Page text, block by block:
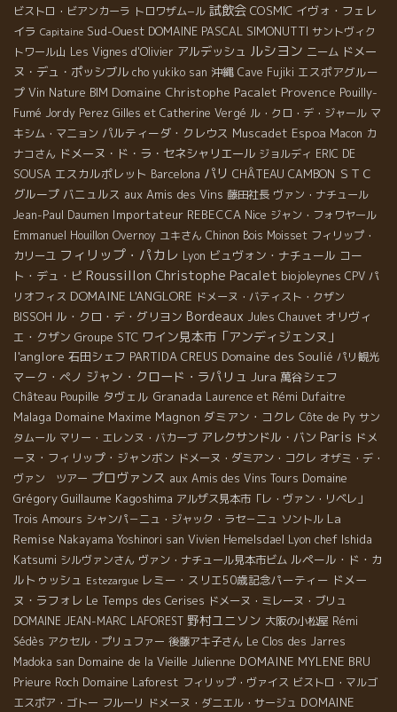
ビストロ・ビアンカーラ トロワザム−ル 試飲会 COSMIC イヴォ・フェレ
イラ Capitaine Sud-Ouest DOMAINE PASCAL SIMONUTTI サントヴィク
トワール山 Les Vignes d'Olivier アルデッシュ ルシヨン ニーム ドメー
ヌ・デュ・ポッシブル cho yukiko san 沖縄 Cave Fujiki エスポアグルー
プ Vin Nature BIM Domaine Christophe Pacalet Provence Pouilly-
Fumé Jordy Perez Gilles et Catherine Vergé ル・クロ・デ・ジャール マ
キシム・マニョン パルティーダ・クレウス Muscadet Espoa Macon カ
ナコさん ドメーヌ・ド・ラ・セネシャリエール ジョルディ ERIC DE
SOUSA エスカルポレット Barcelona パリ CHÂTEAU CAMBON ＳＴＣ
グループ バニュルス aux Amis des Vins 藤田社長 ヴァン・ナチュール
Jean-Paul Daumen Importateur REBECCA Nice ジャン・フォワヤール
Emmanuel Houillon Overnoy ユキさん Chinon Bois Moisset フィリップ・
カリーユ フィリップ・パカレ Lyon ビュヴォン・ナチュール コー
ト・デュ・ピ Roussillon Christophe Pacalet biojoleynes CPV パ
リオフィス DOMAINE L'ANGLORE ドメーヌ・バティスト・クザン
BISSOH ル・クロ・デ・グリヨン Bordeaux Jules Chauvet オリヴィ
エ・クザン Groupe STC ワイン見本市「アンディジェンヌ」
l'anglore 石田シェフ PARTIDA CREUS Domaine des Soulié パリ観光
マーク・ペノ ジャン・クロード・ラパリュ Jura 萬谷シェフ
Château Poupille タヴェル Granada Laurence et Rémi Dufaitre
Malaga Domaine Maxime Magnon ダミアン・コクレ Côte de Py サン
タムール マリー・エレンヌ・バカーブ アレクサンドル・バン Paris ドメ
ーヌ・フィリップ・ジャンボン ドメーヌ・ダミアン・コクレ オザミ・デ・
ヴァン ツアー プロヴァンス aux Amis des Vins Tours Domaine
Grégory Guillaume Kagoshima アルザス見本市「レ・ヴァン・リベレ」
Trois Amours シャンパ－ニュ・ジャック・ラセ－ニュ ソントル La
Remise Nakayama Yoshinori san Vivien Hemelsdael Lyon chef Ishida
Katsumi シルヴァンさん ヴァン・ナチュール見本市ビム ルペール・ド・カ
ルトゥッシュ Estezargue レミー・スリエ50歳記念パーティー ドメー
ヌ・ラフォレ Le Temps des Cerises ドメーヌ・ミレーヌ・ブリュ
DOMAINE JEAN-MARC LAFOREST 野村ユニソン 大阪の小松屋 Rémi
Sédès アクセル・プリュファー 後藤アキ子さん Le Clos des Jarres
Madoka san Domaine de la Vieille Julienne DOMAINE MYLENE BRU
Prieure Roch Domaine Laforest フィリップ・ヴァイス ビストロ・マルゴ
エスポア・ゴトー フルーリ ドメーヌ・ダニエル・サージュ DOMAINE